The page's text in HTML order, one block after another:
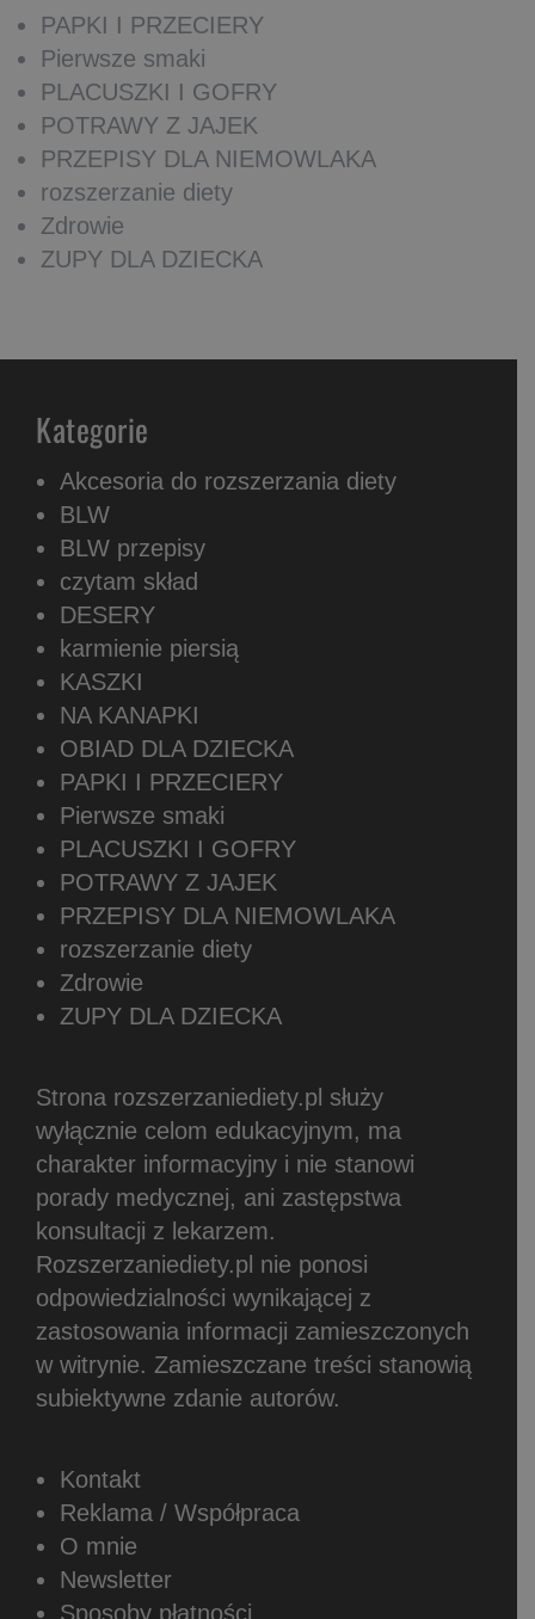
PAPKI I PRZECIERY
Pierwsze smaki
PLACUSZKI I GOFRY
POTRAWY Z JAJEK
PRZEPISY DLA NIEMOWLAKA
rozszerzanie diety
Zdrowie
ZUPY DLA DZIECKA
Kategorie
Akcesoria do rozszerzania diety
BLW
BLW przepisy
czytam skład
DESERY
karmienie piersią
KASZKI
NA KANAPKI
OBIAD DLA DZIECKA
PAPKI I PRZECIERY
Pierwsze smaki
PLACUSZKI I GOFRY
POTRAWY Z JAJEK
PRZEPISY DLA NIEMOWLAKA
rozszerzanie diety
Zdrowie
ZUPY DLA DZIECKA
Strona rozszerzaniediety.pl służy
wyłącznie celom edukacyjnym, ma
charakter informacyjny i nie stanowi
porady medycznej, ani zastępstwa
konsultacji z lekarzem.
Rozszerzaniediety.pl nie ponosi
odpowiedzialności wynikającej z
zastosowania informacji zamieszczonych
w witrynie. Zamieszczane treści stanowią
subiektywne zdanie autorów.
Kontakt
Reklama / Współpraca
O mnie
Newsletter
Sposoby płatności